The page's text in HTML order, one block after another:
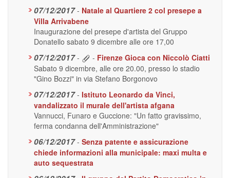
07/12/2017 - Natale al Quartiere 2 col presepe a
Villa Arrivabene
Inaugurazione del presepe d'artista del Gruppo
Donatello sabato 9 dicembre alle ore 17,00
07/12/2017 - - Firenze Gioca con Niccolò Ciatti
Sabato 9 dicembre, alle ore 20.00, presso lo stadio
"Gino Bozzi" in via Stefano Borgonovo
07/12/2017 - Istituto Leonardo da Vinci,
vandalizzato il murale dell'artista afgana
Vannucci, Funaro e Guccione: "Un fatto gravissimo,
ferma condanna dell'Amministrazione"
06/12/2017 - Senza patente e assicurazione
chiede informazioni alla municipale: maxi multa e
auto sequestrata